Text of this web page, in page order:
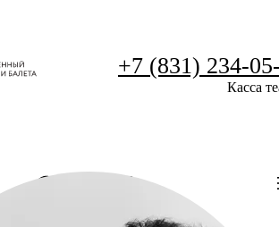
+7 (831) 234-
Касса